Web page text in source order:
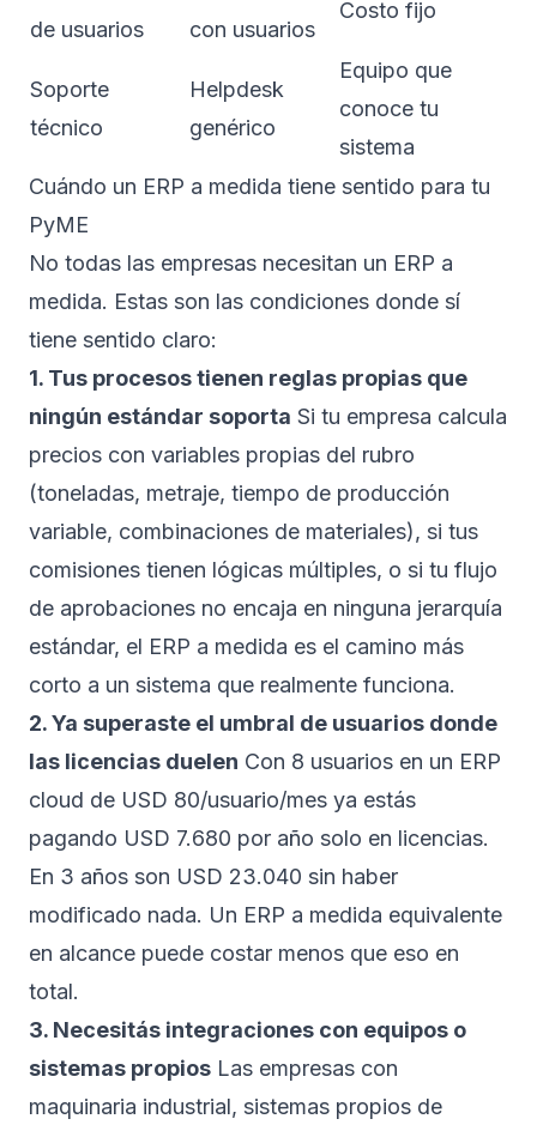
de usuarios
con usuarios
Costo fijo
Soporte
técnico
Helpdesk
genérico
Equipo que
conoce tu
sistema
Cuándo un ERP a medida tiene sentido para tu
PyME
No todas las empresas necesitan un ERP a
medida. Estas son las condiciones donde sí
tiene sentido claro:
1. Tus procesos tienen reglas propias que
ningún estándar soporta Si tu empresa calcula
precios con variables propias del rubro
(toneladas, metraje, tiempo de producción
variable, combinaciones de materiales), si tus
comisiones tienen lógicas múltiples, o si tu flujo
de aprobaciones no encaja en ninguna jerarquía
estándar, el ERP a medida es el camino más
corto a un sistema que realmente funciona.
2. Ya superaste el umbral de usuarios donde
las licencias duelen Con 8 usuarios en un ERP
cloud de USD 80/usuario/mes ya estás
pagando USD 7.680 por año solo en licencias.
En 3 años son USD 23.040 sin haber
modificado nada. Un ERP a medida equivalente
en alcance puede costar menos que eso en
total.
3. Necesitás integraciones con equipos o
sistemas propios Las empresas con
maquinaria industrial, sistemas propios de